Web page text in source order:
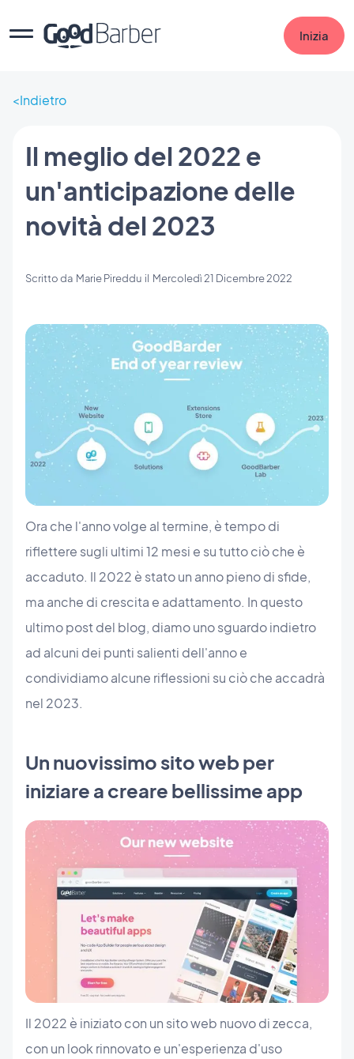
Inizia
Indietro
Il meglio del 2022 e
un'anticipazione delle
novità del 2023
Scritto da Marie Pireddu il Mercoledì 21 Dicembre 2022
Ora che l'anno volge al termine, è tempo di
riflettere sugli ultimi 12 mesi e su tutto ciò che è
accaduto. Il 2022 è stato un anno pieno di sfide,
ma anche di crescita e adattamento. In questo
ultimo post del blog, diamo uno sguardo indietro
ad alcuni dei punti salienti dell'anno e
condividiamo alcune riflessioni su ciò che accadrà
nel 2023.
Un nuovissimo sito web per
iniziare a creare bellissime app
Il 2022 è iniziato con un sito web nuovo di zecca,
con un look rinnovato e un'esperienza d'uso